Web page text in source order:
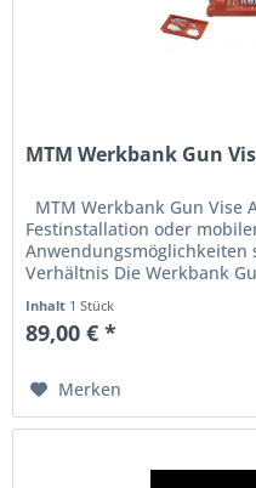
MTM Werkbank Gun
MTM Werkbank Gun
Festinstallation oder
Anwendungsmöglichkeiten
Verhältnis Die Werkbank
Inhalt 1 Stück
89,00 € *
Merken